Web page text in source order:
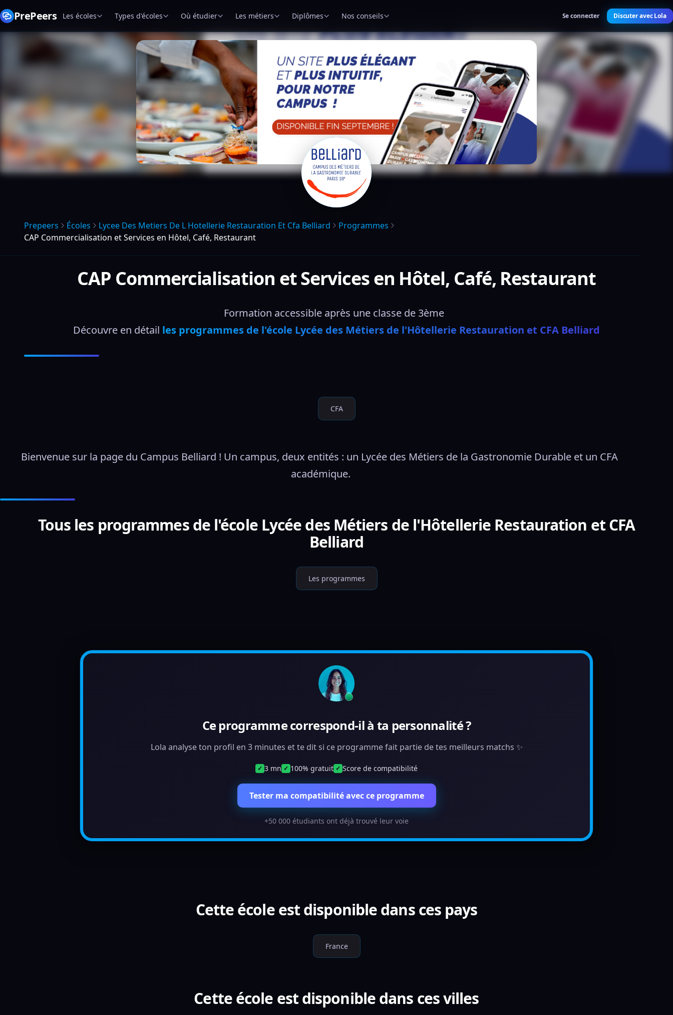
PrePeers Les écoles Types d'écoles Où étudier Les métiers Diplômes Nos conseils Se connecter Discuter avec Lola
Prepeers Écoles Lycee Des Metiers De L Hotellerie Restauration Et Cfa Belliard
Programmes
CAP Commercialisation et Services en Hôtel, Café, Restaurant
CAP Commercialisation et Services en Hôtel, Café, Restaurant
Formation accessible après une classe de 3ème
Découvre en détail les programmes de l'école Lycée des Métiers de l'Hôtellerie Restauration et CFA Belliard
CFA
Bienvenue sur la page du Campus Belliard ! Un campus, deux entités : un Lycée des Métiers de la Gastronomie Durable et un CFA
académique.
Tous les programmes de l'école Lycée des Métiers de l'Hôtellerie Restauration et CFA
Belliard
Les programmes
Ce programme correspond-il à ta personnalité ?
Lola analyse ton profil en 3 minutes et te dit si ce programme fait partie de tes meilleurs matchs ✨
✓ 3 mn ✓ 100% gratuit ✓ Score de compatibilité
Tester ma compatibilité avec ce programme
+50 000 étudiants ont déjà trouvé leur voie
Cette école est disponible dans ces pays
France
Cette école est disponible dans ces villes